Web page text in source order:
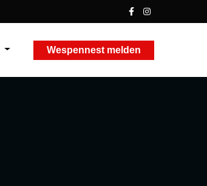
Wespennest melden